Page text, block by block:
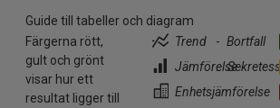
Guide till tabeller och diagram
Färgerna rött,
gult och grönt
visar hur ett
resultat ligger till
Trend
Jämförelse
Enhetsjämförelse
- Bortfall
.. Sekretess